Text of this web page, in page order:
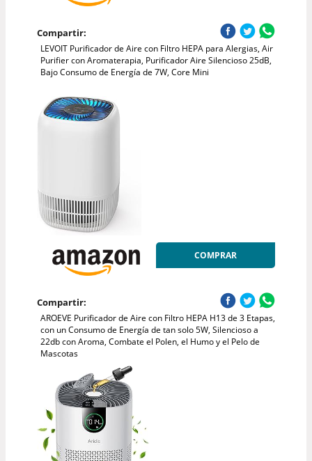
Compartir:
LEVOIT Purificador de Aire con Filtro HEPA para Alergias, Air
Purifier con Aromaterapia, Purificador Aire Silencioso 25dB,
Bajo Consumo de Energía de 7W, Core Mini
COMPRAR
Compartir:
AROEVE Purificador de Aire con Filtro HEPA H13 de 3 Etapas,
con un Consumo de Energía de tan solo 5W, Silencioso a
22db con Aroma, Combate el Polen, el Humo y el Pelo de
Mascotas